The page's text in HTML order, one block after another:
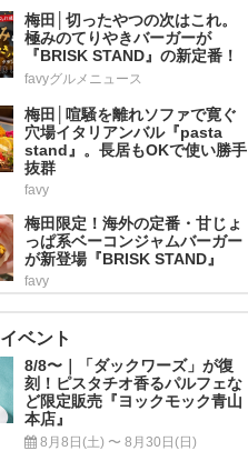
梅田│切ったやつの次はこれ。
極みのてりやきバーガーが
『BRISK STAND』の新定番！
favyグルメニュース
梅田│喧騒を離れソファで寛ぐ
穴場イタリアンバル『pasta
stand』。長居もOKで使い勝手
抜群
favy
梅田限定！海外の定番・甘じょ
っぱ系ベーコンジャムバーガー
が新登場『BRISK STAND』
favy
ベント
8/8〜｜「ダックワーズ」が復
刻！ピスタチオ香るパルフェな
ど限定販売『ヨックモック青山
本店』
8月8日(土) 〜 8月30日(日)